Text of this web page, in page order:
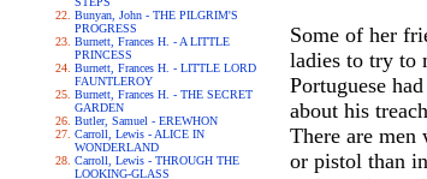
Bunyan, John - THE PILGRIM'S
PROGRESS
Burnett, Frances H. - A LITTLE
PRINCESS
Burnett, Frances H. - LITTLE LORD
FAUNTLEROY
Burnett, Frances H. - THE SECRET
GARDEN
Butler, Samuel - EREWHON
Carroll, Lewis - ALICE IN
WONDERLAND
Carroll, Lewis - THROUGH THE
LOOKING-GLASS
Some of her
ladies to try to
Portuguese
about his
There are men
or pistol than